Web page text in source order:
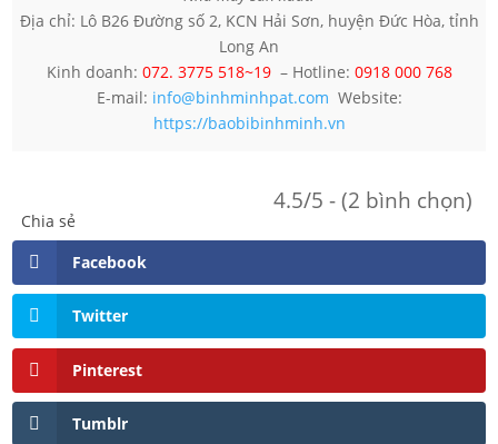
Địa chỉ: Lô B26 Đường số 2, KCN Hải Sơn, huyện Đức Hòa, tỉnh
Long An
Kinh doanh: 072. 3775 518~19– Hotline: 0918 000 768
E-mail: info@binhminhpat.com Website:
https://baobibinhminh.vn
4.5/5 - (2 bình chọn)
Chia sẻ
Facebook
Twitter
Pinterest
Tumblr